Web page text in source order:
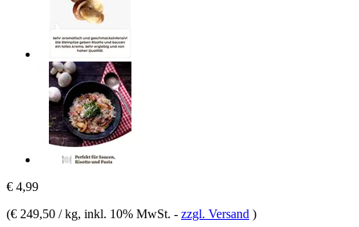
€ 4,99
(€ 249,50 / kg, inkl. 10% MwSt. - zzgl. Versand )